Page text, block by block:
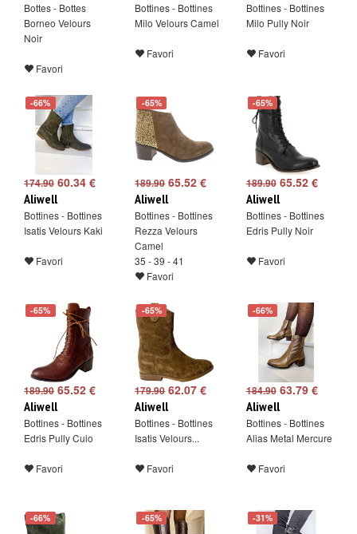
Bottes - Bottes
Borneo Velours
Noir
Favori
Bottines - Bottines
Milo Velours Camel
Favori
Bottines - Bottines
Milo Pully Noir
Favori
-66%
174.90 60.34 €
Aliwell
Bottines - Bottines
Isatis Velours Kaki
Favori
-65%
189.9065.52 €
Aliwell
Bottines - Bottines
Rezza Velours
Camel
35 - 39 - 41
Favori
-65%
189.9065.52 €
Aliwell
Bottines - Bottines
Edris Pully Noir
Favori
-65%
189.90 65.52 €
Aliwell
Bottines - Bottines
Edris Pully Cuio
Favori
-65%
179.9062.07 €
Aliwell
Bottines - Bottines
Isatis Velours...
Favori
-66%
184.9063.79 €
Aliwell
Bottines - Bottines
Alias Metal Mercure
Favori
-66% -65% -31%